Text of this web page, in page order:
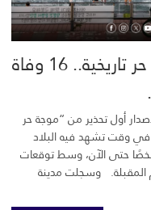
كوريا الجنوبية تواجه موجة حر تاريخية.. 16 وفاة
أول تحذير من “موجة حر
في وقت تشهد فيه البلاد
غير مسبوقة أودت بحياة 16 شخصًا حتى الآن، وسط توقعات
المقبلة. وسجلت مدينة